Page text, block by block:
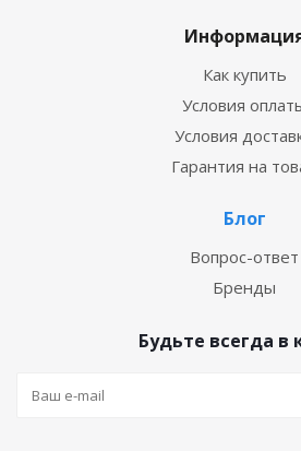
Как купить
Условия
Условия
Гарантия на
Блог
Вопрос-ответ
Бренды
Будьте всегда в